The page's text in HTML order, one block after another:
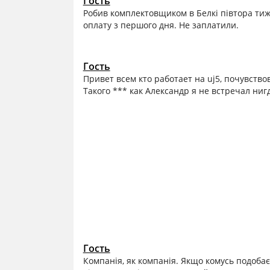
Робив комплектовщиком в Белкі півтора
оплату з першого дня. Не заплатили.
Гость
Привет всем кто работает на uj5,
Такого *** как Александр я не встречал
Гость
Компанія, як компанія. Якщо комусь